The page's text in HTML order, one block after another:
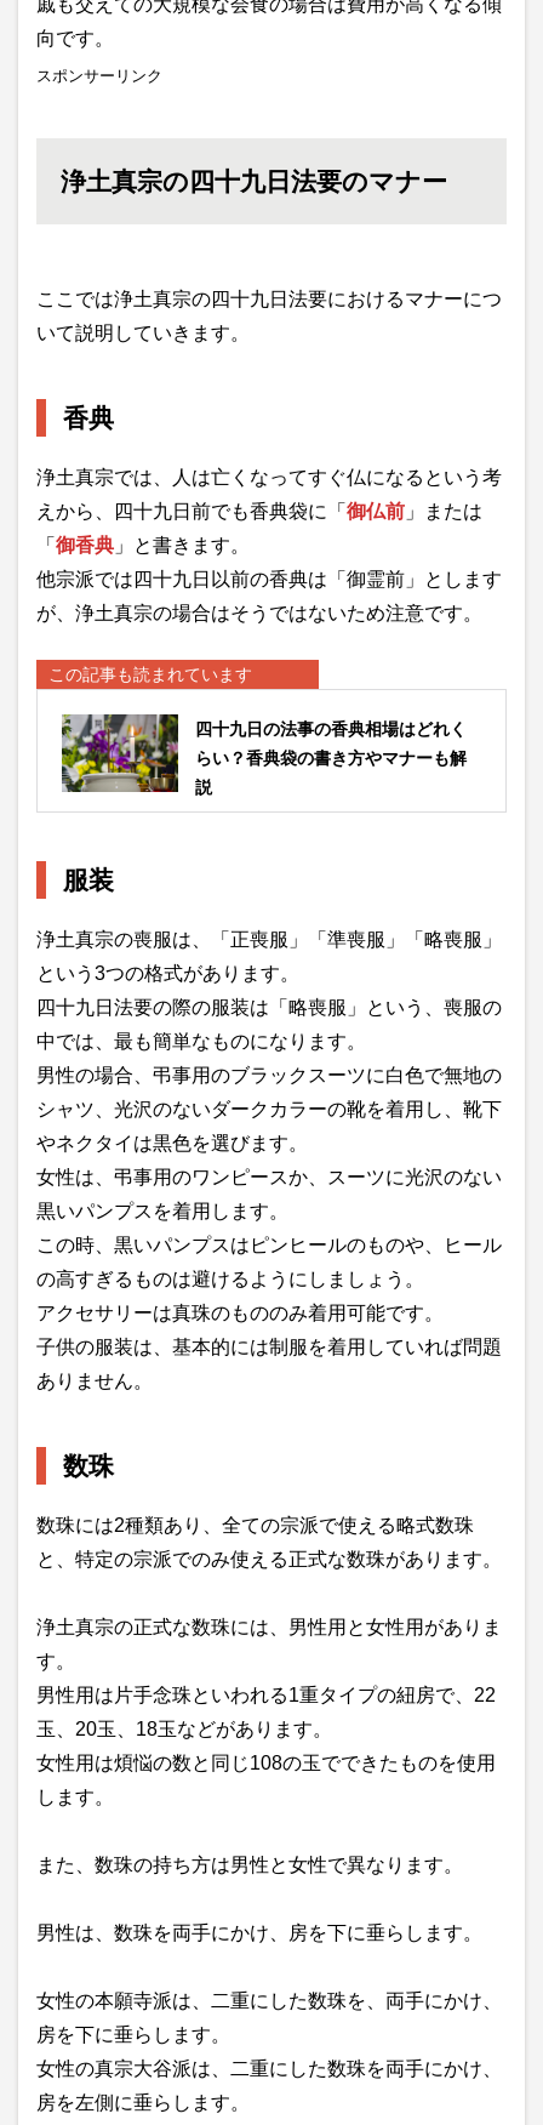
戚も交えての大規模な会食の場合は費用が高くなる傾
向です。
スポンサーリンク
浄土真宗の四十九日法要のマナー
ここでは浄土真宗の四十九日法要におけるマナーにつ
いて説明していきます。
香典
浄土真宗では、人は亡くなってすぐ仏になるという考
えから、四十九日前でも香典袋に「 御仏前 」または
「 御香典 」と書きます。
他宗派では四十九日以前の香典は「御霊前」とします
が、浄土真宗の場合はそうではないため注意です。
この記事も読まれています
四十九日の法事の香典相場はどれく
らい？香典袋の書き方やマナーも解
説
服装
浄土真宗の喪服は、「正喪服」「準喪服」「略喪服」
という3つの格式があります。
四十九日法要の際の服装は「略喪服」という、喪服の
中では、最も簡単なものになります。
男性の場合、弔事用のブラックスーツに白色で無地の
シャツ、光沢のないダークカラーの靴を着用し、靴下
やネクタイは黒色を選びます。
女性は、弔事用のワンピースか、スーツに光沢のない
黒いパンプスを着用します。
この時、黒いパンプスはピンヒールのものや、ヒール
の高すぎるものは避けるようにしましょう。
アクセサリーは真珠のもののみ着用可能です。
子供の服装は、基本的には制服を着用していれば問題
ありません。
数珠
数珠には2種類あり、全ての宗派で使える略式数珠
と、特定の宗派でのみ使える正式な数珠があります。
浄土真宗の正式な数珠には、男性用と女性用がありま
す。
男性用は片手念珠といわれる1重タイプの紐房で、22
玉、20玉、18玉などがあります。
女性用は煩悩の数と同じ108の玉でできたものを使用
します。
また、数珠の持ち方は男性と女性で異なります。
男性は、数珠を両手にかけ、房を下に垂らします。
女性の本願寺派は、二重にした数珠を、両手にかけ、
房を下に垂らします。
女性の真宗大谷派は、二重にした数珠を両手にかけ、
房を左側に垂らします。